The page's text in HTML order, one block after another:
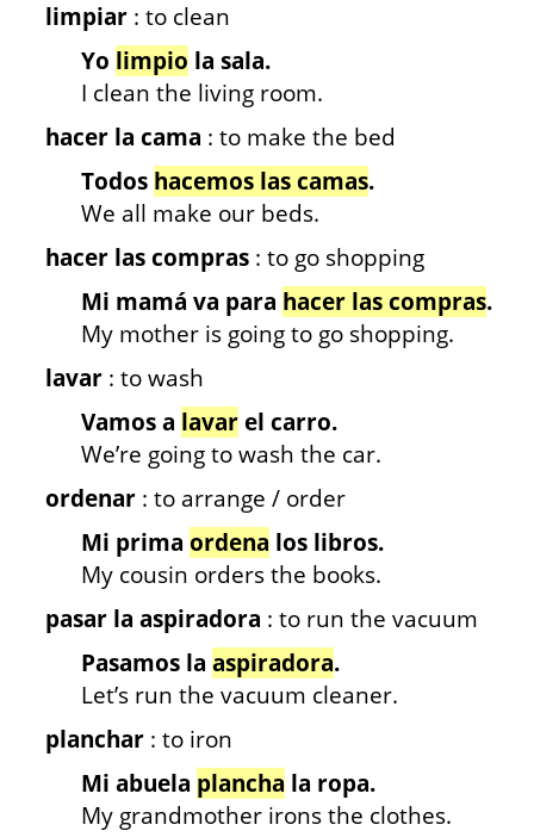
limpiar : to clean
Yo limpio la sala.
I clean the living room.
hacer la cama : to make the bed
Todos hacemos las camas.
We all make our beds.
hacer las compras : to go shopping
Mi mamá va para hacer las compras.
My mother is going to go shopping.
lavar : to wash
Vamos a lavarel carro.
We’re going to wash the car.
ordenar : to arrange / order
Mi prima ordena los libros.
My cousin orders the books.
pasar la aspiradora : to run the vacuum
Pasamos la aspiradora.
Let’s run the vacuum cleaner.
planchar : to iron
Mi abuela plancha la ropa.
My grandmother irons the clothes.